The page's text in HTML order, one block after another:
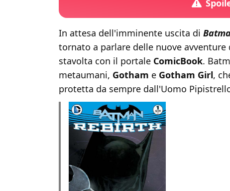
In attesa dell'imminente uscita di
tornato a parlare delle nuove avventure
stavolta con il portale ComicBook.
metaumani, Gotham e Gotham Girl,
protetta da sempre dall'Uomo